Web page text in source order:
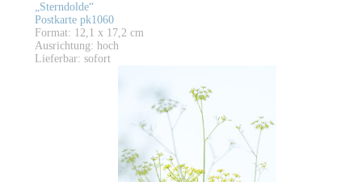
„Sterndolde“
Postkarte pk1060
Format: 12,1 x 17,2 cm
Ausrichtung: hoch
Lieferbar: sofort